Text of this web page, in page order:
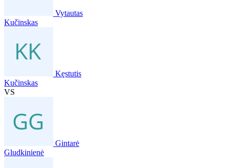
Vytautas
Kučinskas
Kęstutis
Kučinskas
VS
Gintarė
Gludkinienė